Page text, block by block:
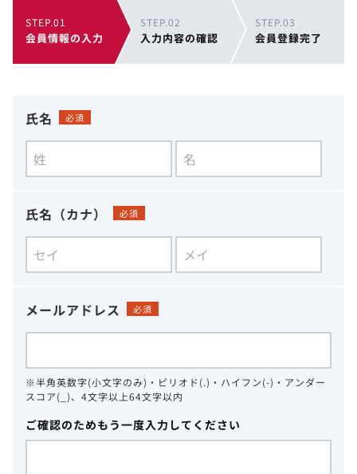
STEP.01
会員情報の入力
STEP.02
入力内容の確認
STEP.03
会員登録完了
氏名 必須
氏名（カナ） 必須
メールアドレス 必須
※半角英数字(小文字のみ)・ピリオド(.)・ハイフン(-)・アンダー
スコア(_)、4文字以上64文字以内
ご確認のためもう一度入力してください